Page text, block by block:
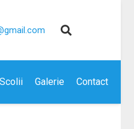
Galerie Contact